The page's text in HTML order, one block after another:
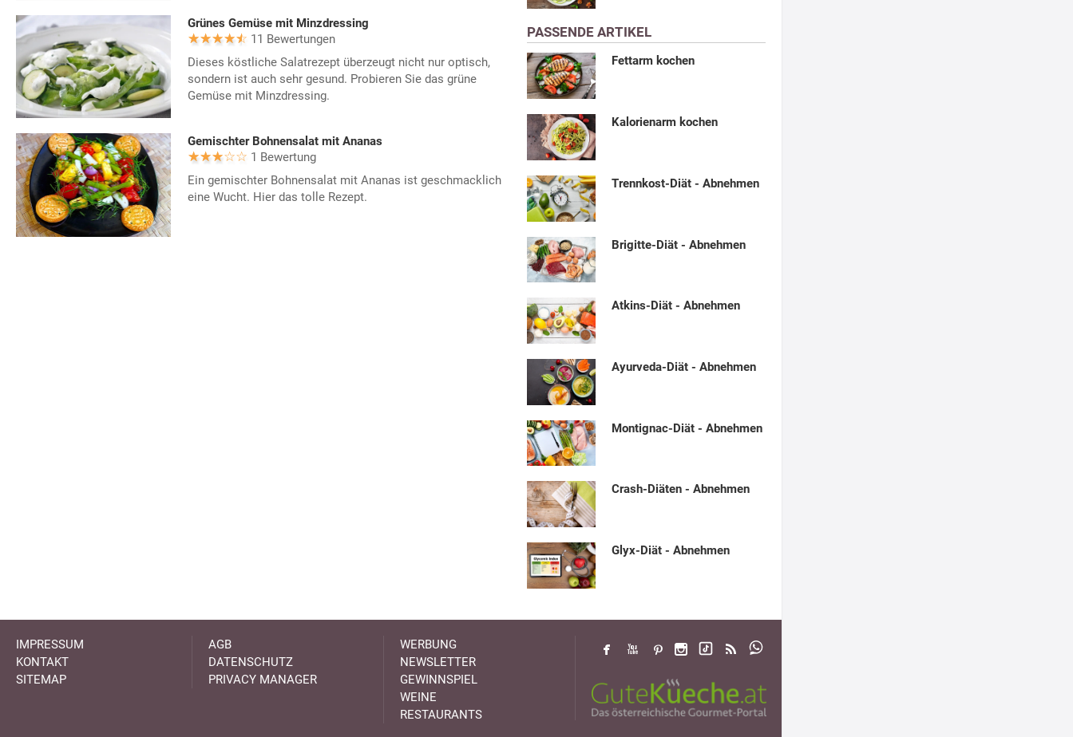
Grünes Gemüse mit Minzdressing
11 Bewertungen
Dieses köstliche Salatrezept überzeugt nicht nur optisch,
sondern ist auch sehr gesund. Probieren Sie das grüne
Gemüse mit Minzdressing.
Gemischter Bohnensalat mit Ananas
1 Bewertung
Ein gemischter Bohnensalat mit Ananas ist geschmacklich
eine Wucht. Hier das tolle Rezept.
PASSENDE ARTIKEL
Fettarm kochen
Kalorienarm kochen
Trennkost-Diät - Abnehmen
Brigitte-Diät - Abnehmen
Atkins-Diät - Abnehmen
Ayurveda-Diät - Abnehmen
Montignac-Diät - Abnehmen
Crash-Diäten - Abnehmen
Glyx-Diät - Abnehmen
IMPRESSUM
KONTAKT
SITEMAP
AGB
DATENSCHUTZ
PRIVACY MANAGER
WERBUNG
NEWSLETTER
GEWINNSPIEL
WEINE
RESTAURANTS